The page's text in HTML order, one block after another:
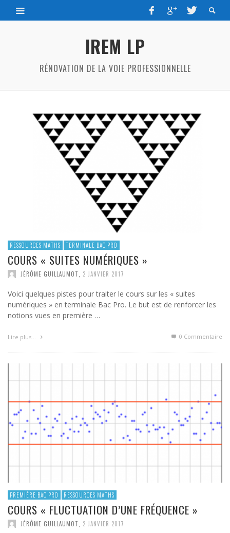
IREM LP
RÉNOVATION DE LA VOIE PROFESSIONNELLE
RESSOURCES MATHS TERMINALE BAC PRO
COURS « SUITES NUMÉRIQUES »
JÉRÔME GUILLAUMOT 2 JANVIER 2017
Voici quelques pistes pour traiter le cours sur les « suites
numériques » en terminale Bac Pro. Le but est de renforcer les
notions vues en première …
Lire plus… 0 Commentaire
PREMIÈRE BAC PRO RESSOURCES MATHS
COURS « FLUCTUATION D’UNE FRÉQUENCE »
JÉRÔME GUILLAUMOT 2 JANVIER 2017